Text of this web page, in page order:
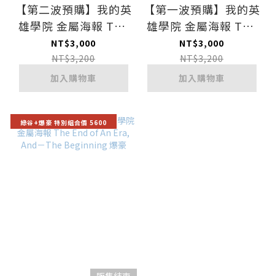
【第二波預購】我的英
雄學院 金屬海報 The
End of An Era, And－
The Beginning 爆豪
NT$3,000
NT$3,200
加入購物車
【第一波預購】我的英
雄學院 金屬海報 The
End of An Era, And－
The Beginning 綠谷
NT$3,000
NT$3,200
加入購物車
綠谷+爆豪 特別組合價 5600